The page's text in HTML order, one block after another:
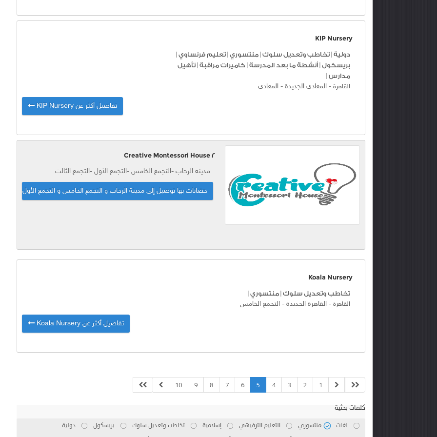
KIP Nursery
دولية تخاطب وتعديل سلوك منتسوري تعليم فرنساوي
بريسكول أنشطة ما بعد المدرسة كاميرات مراقبة تأهيل
مدارس
القاهرة - المعادي الجديدة - المعادي
تفاصيل أكثر عن KIP Nursery
2 Creative Montessori House
مدينة الرحاب -التجمع الخامس -التجمع الأول -التجمع الثالث
حضانات بها توصيل إلى مدينة الرحاب و التجمع الخامس و التجمع الأول و التجمع
Koala Nursery
تخاطب وتعديل سلوك منتسوري
القاهرة - القاهرة الجديدة - التجمع الخامس
تفاصيل أكثر عن Koala Nursery
1
2
3
4
5
6
7
8
9
10
كلمات بحثية
لغات منتسوري التعليم الترفيهي إسلامية تخاطب وتعديل سلوك بريسكول
دولية